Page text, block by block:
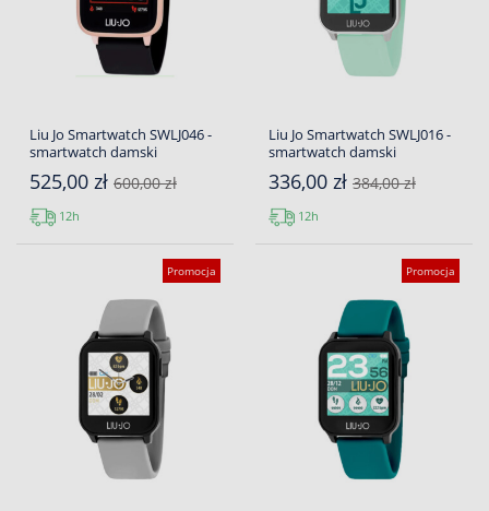
Liu Jo Smartwatch SWLJ046 -
smartwatch damski
525,00 zł 600,00 zł
12h
Liu Jo Smartwatch SWLJ016 -
smartwatch damski
336,00 zł 384,00 zł
12h
Promocja Promocja